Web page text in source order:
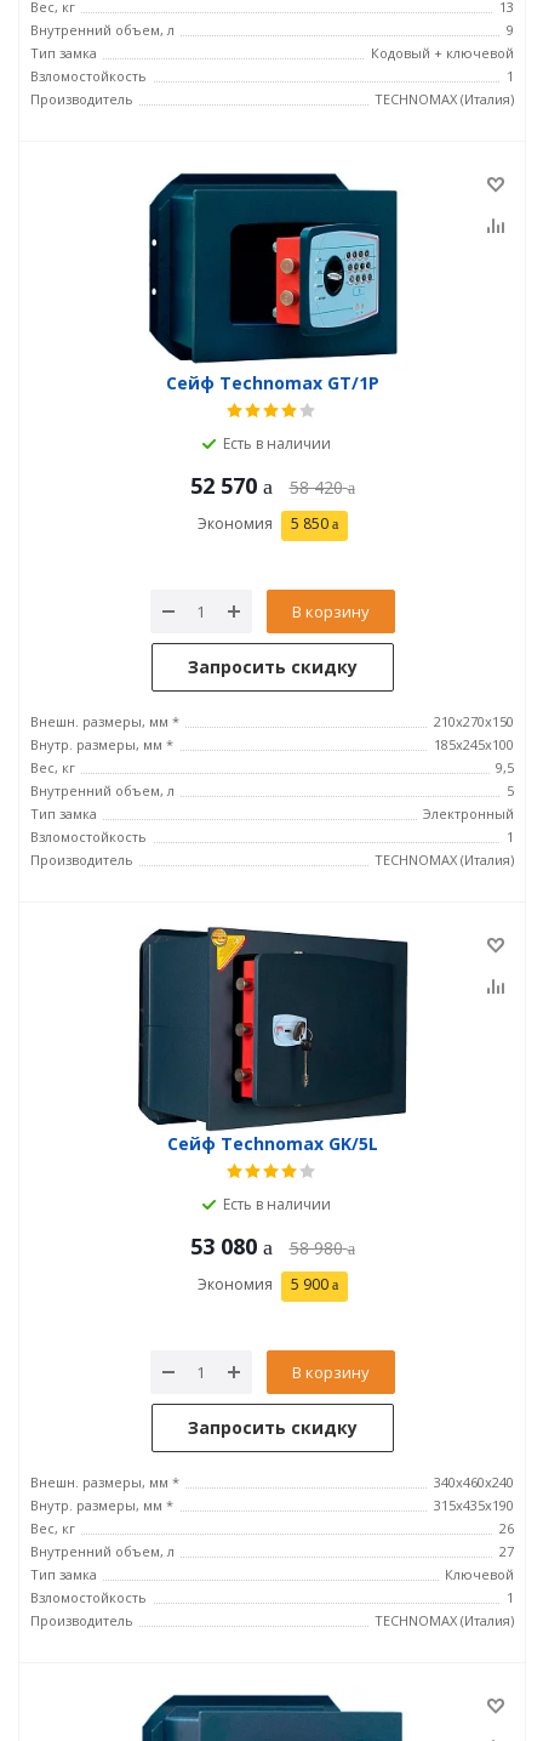
Вес, кг
13
Внутренний объем, л
9
Тип замка
Кодовый + ключевой
Взломостойкость
1
Производитель
TECHNOMAX (Италия)
Сейф Technomax GT/1P
Есть в наличии
52 570 58 420
Экономия 5 850
В корзину
Запросить скидку
Внешн. размеры, мм *
210x270x150
Внутр. размеры, мм *
185х245х100
Вес, кг
9,5
Внутренний объем, л
5
Тип замка
Электронный
Взломостойкость
1
Производитель
TECHNOMAX (Италия)
Сейф Technomax GK/5L
Есть в наличии
53 080 58 980
Экономия 5 900
В корзину
Запросить скидку
Внешн. размеры, мм *
340x460x240
Внутр. размеры, мм *
315х435х190
Вес, кг
26
Внутренний объем, л
27
Тип замка
Ключевой
Взломостойкость
1
Производитель
TECHNOMAX (Италия)